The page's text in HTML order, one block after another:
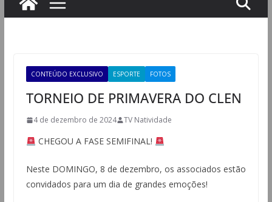
CONTEÚDO EXCLUSIVO ESPORTE FOTOS
TORNEIO DE PRIMAVERA DO CLEN
4 de dezembro de 2024 TV Natividade
CHEGOU A FASE SEMIFINAL!
Neste DOMINGO, 8 de dezembro, os associados estão
convidados para um dia de grandes emoções!